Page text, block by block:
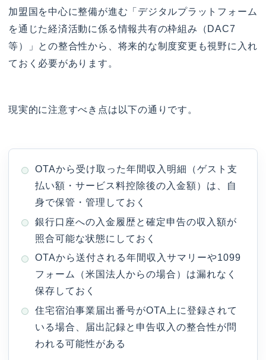
加盟国を中心に整備が進む「デジタルプラットフォーム
を通じた経済活動に係る情報共有の枠組み（DAC7
等）」との整合性から、将来的な制度変更も視野に入れ
ておく必要があります。
現実的に注意すべき点は以下の通りです。
OTAから受け取った年間収入明細（ゲスト支
払い額・サービス料控除後の入金額）は、自
身で保管・管理しておく
銀行口座への入金履歴と確定申告の収入額が
照合可能な状態にしておく
OTAから送付される年間収入サマリーや1099
フォーム（米国法人からの場合）は漏れなく
保存しておく
住宅宿泊事業届出番号がOTA上に登録されて
いる場合、届出記録と申告収入の整合性が問
われる可能性がある